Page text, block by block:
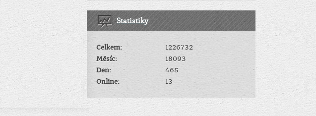
Statistiky
Online: 13
Celkem:
1226732
Měsíc:
18093
Den:
465